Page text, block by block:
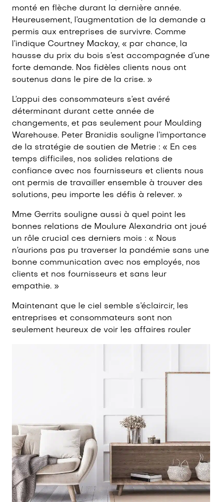
monté en flèche durant la dernière année.
Heureusement, l’augmentation de la demande a
permis aux entreprises de survivre. Comme
l’indique Courtney Mackay, « par chance, la
hausse du prix du bois s’est accompagnée d’une
forte demande. Nos fidèles clients nous ont
soutenus dans le pire de la crise. »
L’appui des consommateurs s’est avéré
déterminant durant cette année de
changements, et pas seulement pour Moulding
Warehouse. Peter Branidis souligne l’importance
de la stratégie de soutien de Metrie : « En ces
temps difficiles, nos solides relations de
confiance avec nos fournisseurs et clients nous
ont permis de travailler ensemble à trouver des
solutions, peu importe les défis à relever. »
Mme Gerrits souligne aussi à quel point les
bonnes relations de Moulure Alexandria ont joué
un rôle crucial ces derniers mois : « Nous
n’aurions pas pu traverser la pandémie sans une
bonne communication avec nos employés, nos
clients et nos fournisseurs et sans leur
empathie. »
Maintenant que le ciel semble s’éclaircir, les
entreprises et consommateurs sont non
seulement heureux de voir les affaires rouler